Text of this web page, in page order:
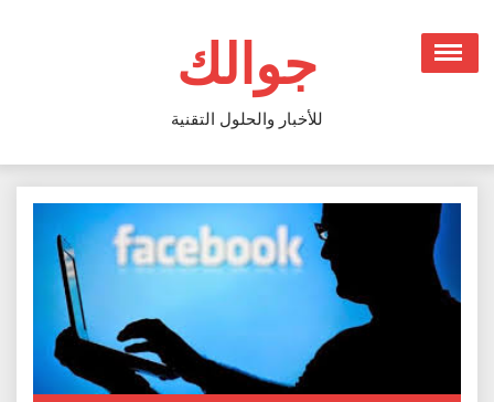
content
جوالك
للأخبار والحلول التقنية